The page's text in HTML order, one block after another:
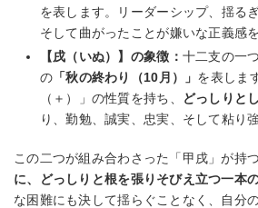
を表します。リーダーシップ、揺る
そして曲がったことが嫌いな正義感
【戌（いぬ）】の象徴： 十二支の一
の 「秋の終わり（10月）」 を表しま
（＋）」の性質を持ち、
どっしりと
り、勤勉、誠実、忠実、そして粘り
この二つが組み合わさった「甲戌」が持
に、どっしりと根を張りそびえ立つ一本の
な困難にも決して揺らぐことなく、自分